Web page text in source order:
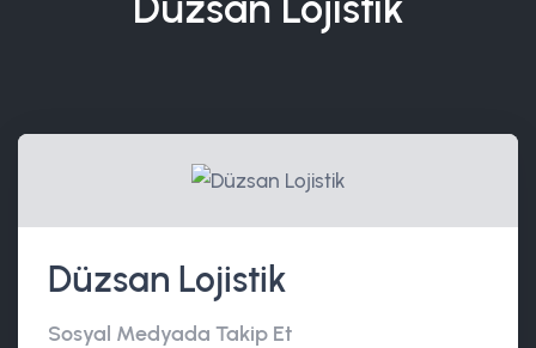
Düzsan Lojistik
Sosyal Medyada Takip Et